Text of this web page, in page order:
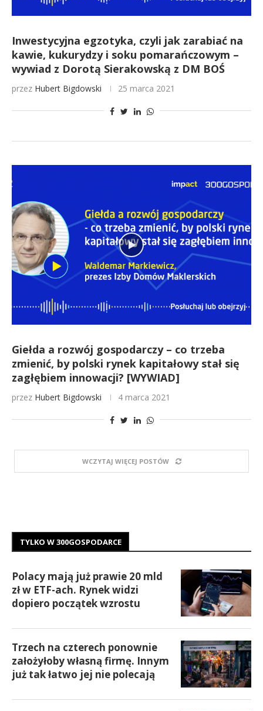
Inwestycyjna egzotyka, czyli jak zarabiać na
kawie, kukurydzy i soku pomarańczowym –
wywiad z Dorotą Sierakowską z DM BOŚ
przez Hubert Bigdowski 25 marca 2021
Giełda a rozwój gospodarczy – co trzeba
zmienić, by polski rynek kapitałowy stał się
zagłębiem innowacji? [WYWIAD]
przez Hubert Bigdowski 4 marca 2021
WCZYTAJ WIĘCEJ POSTÓW
TYLKO W 300GOSPODARCE
Polacy mają już prawie 20 mld
zł w ETF-ach. Rynek widzi
dopiero początek wzrostu
Trzech na czterech ponownie
założyłoby własną firmę. Innym
już tak łatwo jej nie polecają